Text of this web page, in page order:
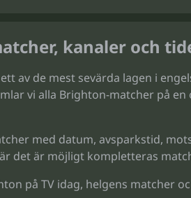
kanaler och
av de mest sevärda lagen i
vi alla Brighton-matcher på
med datum, avsparkstid,
det är möjligt kompletteras
på TV idag, helgens matcher